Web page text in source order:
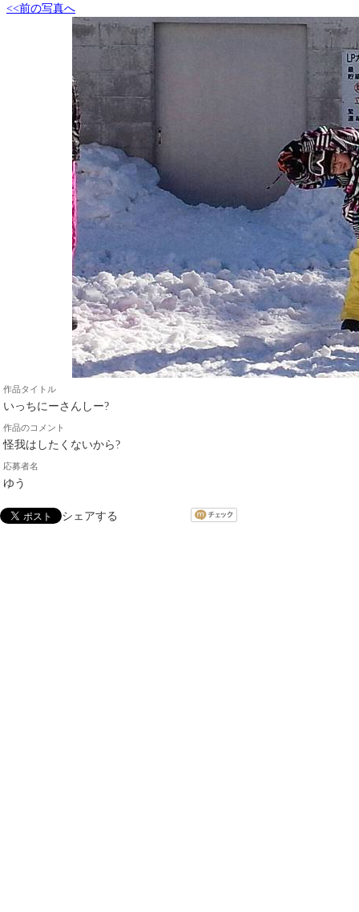
<<前の写真へ
作品タイトル
いっちにーさんしー?
作品のコメント
怪我はしたくないから?
応募者名
ゆう
シェアする